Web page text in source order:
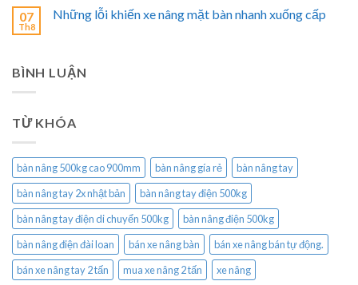
07
Th8
Những lỗi khiến xe nâng mặt bàn nhanh xuống cấp
BÌNH LUẬN
TỪ KHÓA
bàn nâng 500kg cao 900mm bàn nâng gía rẻ
bàn nâng tay
bàn nâng tay 2x nhật bản
bàn nâng tay điện 500kg
bàn nâng tay điện di chuyển 500kg
bàn nâng điện 500kg
bàn nâng điện đài loan
bán xe nâng bàn
bán xe nâng bán tự động.
bán xe nâng tay 2 tấn
mua xe nâng 2 tấn
xe nâng